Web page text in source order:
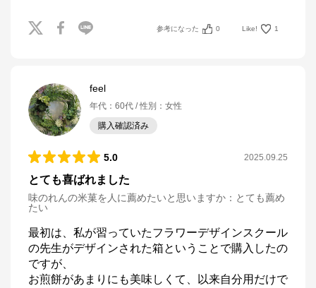
参考になった 0 Like! 1
feel
年代 ： 60代 性別 ： 女性
購入確認済み
5.0 2025.09.25
とても喜ばれました
味のれんの米菓を人に薦めたいと思いますか ： とても薦め
たい
最初は、私が習っていたフラワーデザインスクール
の先生がデザインされた箱ということで購入したの
ですが、
お煎餅があまりにも美味しくて、以来自分用だけで